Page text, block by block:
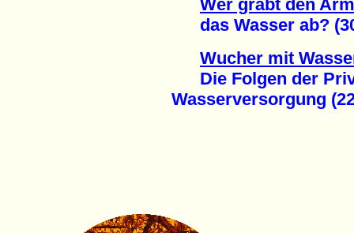
Wer gräbt den
das Wasser ab?
Wucher mit
Die Folgen der
Wasserversorgung